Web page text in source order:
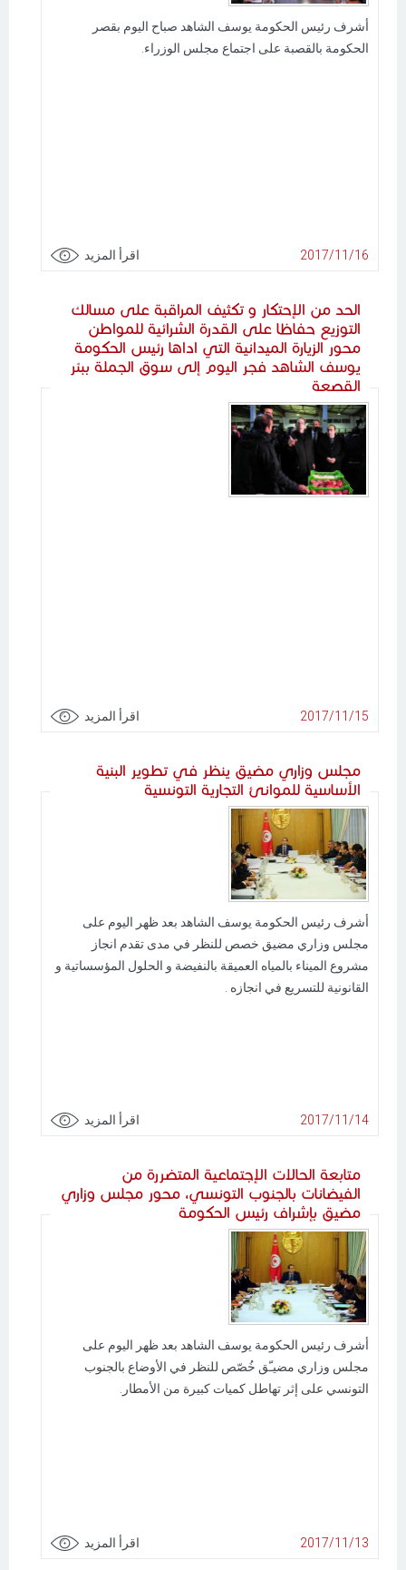
أشرف رئيس الحكومة يوسف الشاهد صباح اليوم بقصر
الحكومة بالقصبة على اجتماع مجلس الوزراء.
2017/11/16 اقرأ المزيد
الحد من الإحتكار و تكثيف المراقبة على مسالك
التوزيع حفاظا على القدرة الشرائية للمواطن
محور الزيارة الميدانية التي اداها رئيس الحكومة
يوسف الشاهد فجر اليوم إلى سوق الجملة ببئر
القصعة
2017/11/15 اقرأ المزيد
مجلس وزاري مضيق ينظر في تطوير البنية
الأساسية للموانئ التجارية التونسية
أشرف رئيس الحكومة يوسف الشاهد بعد ظهر اليوم على
مجلس وزاري مضيق خصص للنظر في مدى تقدم انجاز
مشروع الميناء بالمياه العميقة بالنفيضة و الحلول المؤسساتية و
القانونية للتسريع في انجازه .
2017/11/14 اقرأ المزيد
متابعة الحالات الإجتماعية المتضررة من
الفيضانات بالجنوب التونسي، محور مجلس وزاري
مضيق بإشراف رئيس الحكومة
أشرف رئيس الحكومة يوسف الشاهد بعد ظهر اليوم على
مجلس وزاري مضيـّق خُصّص للنظر في الأوضاع بالجنوب
التونسي على إثر تهاطل كميات كبيرة من الأمطار.
2017/11/13 اقرأ المزيد